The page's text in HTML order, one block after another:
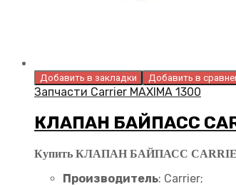
Добавить в закладки Добавить в
Запчасти Carrier MAXIMA 1300
КЛАПАН БАЙПАСС
Купить КЛАПАН БАЙПАСС CARRIER
Производитель: Carrier;